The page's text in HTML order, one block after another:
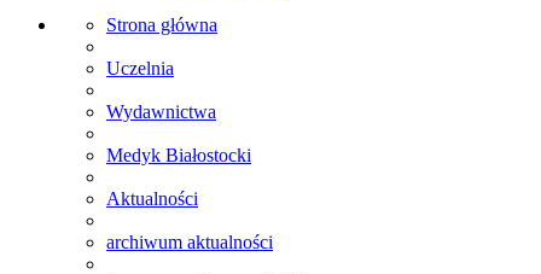
Strona główna
Uczelnia
Wydawnictwa
Medyk Białostocki
Aktualności
archiwum aktualności